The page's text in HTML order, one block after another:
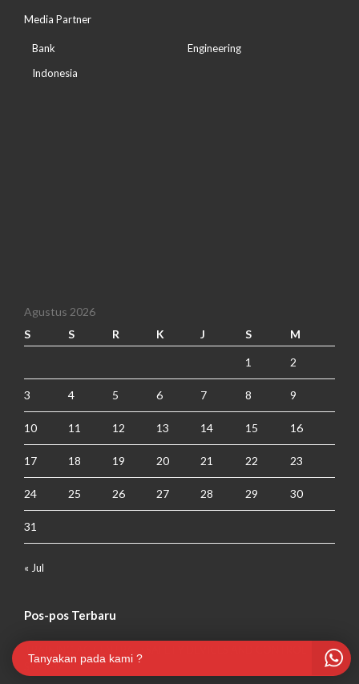
Media Partner
Bank
Indonesia
Engineering
Agustus 2026
S
S R K J S M
1 2
3 4 5 6 7 8 9
10 11 12 13 14 15 16
17 18 19 20 21 22 23
24 25 26 27 28 29 30
31
« Jul
Pos-pos Terbaru
SYSTEM
Tanyakan pada kami ?